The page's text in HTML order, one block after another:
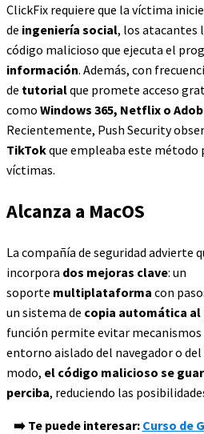
ClickFix requiere que la víctima
de ingeniería social, los atacantes
código malicioso que ejecuta el
información. Además, con
de tutorialque promete acceso
como Windows 365, Netflix o
Recientemente, Push Security
TikTokque empleaba este método
víctimas.
Alcanza a MacOS
La compañía de seguridad advierte
incorpora dos mejoras clave: un
soporte multiplataforma con
un sistema de copia automática
función permite evitar mecanismos
entorno aislado del navegador o
modo, el código malicioso se
perciba, reduciendo las
➡️ Te puede interesar: Curso de